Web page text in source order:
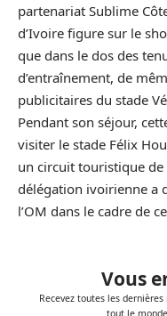
partenariat Sublime
d’Ivoire figure sur le
que dans le dos des
d’entraînement, de
publicitaires du stade
Pendant son séjour,
visiter le stade Félix
un circuit touristique de
délégation ivoirienne a
l’OM dans le cadre de
Vous
Recevez toutes les
tout le